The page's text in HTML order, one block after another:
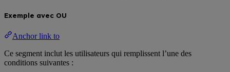
Exemple avec OU
Anchor link to
Ce segment inclut les utilisateurs qui remplissent l’une des
conditions suivantes :